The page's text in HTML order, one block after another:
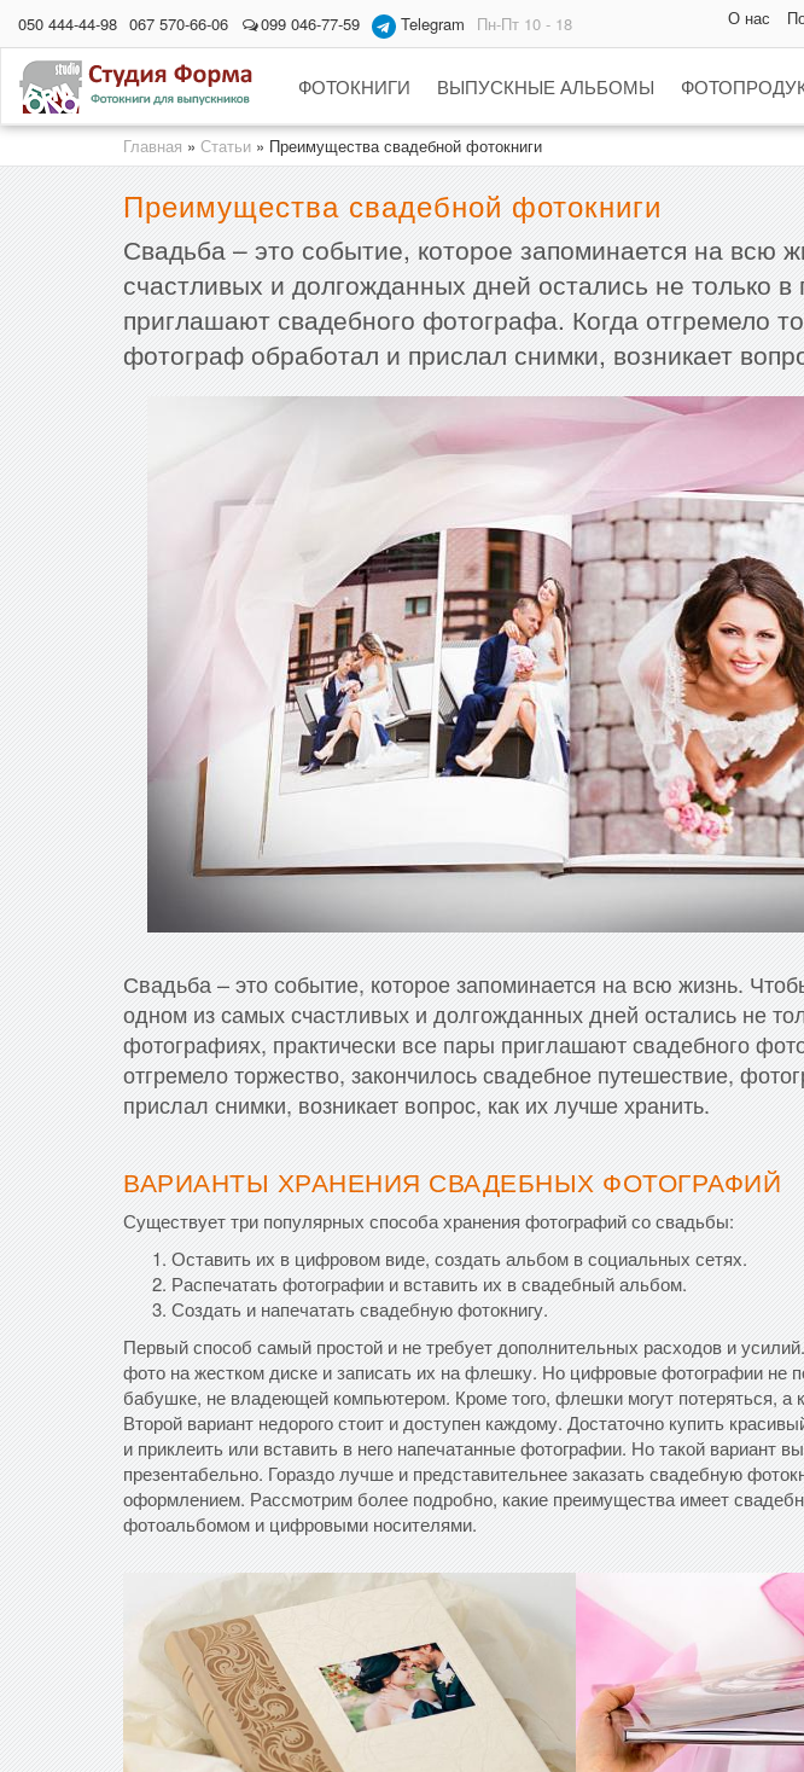
050 444-44-98 067 570-66-06 099 046-77-59 Telegram Пн-Пт 10 - 18 О нас
ФОТОКНИГИ ВЫПУСКНЫЕ АЛЬБОМЫ
Главная » Статьи » Преимущества свадебной фотокниги
Преимущества свадебной фотокниги
Свадьба – это событие, которое запоминается на
счастливых и долгожданных дней остались не только
приглашают свадебного фотографа. Когда отгремело
фотограф обработал и прислал снимки, возникает
Свадьба – это событие, которое запоминается на всю жизнь.
одном из самых счастливых и долгожданных дней остались не
фотографиях, практически все пары приглашают свадебного
отгремело торжество, закончилось свадебное путешествие,
прислал снимки, возникает вопрос, как их лучше хранить.
ВАРИАНТЫ ХРАНЕНИЯ СВАДЕБНЫХ ФОТОГРАФИЙ
Существует три популярных способа хранения фотографий со свадьбы:
Оставить их в цифровом виде, создать альбом в социальных сетях.
Распечатать фотографии и вставить их в свадебный альбом.
Создать и напечатать свадебную фотокнигу.
Первый способ самый простой и не требует дополнительных расходов и
фото на жестком диске и записать их на флешку. Но цифровые фотографии не
бабушке, не владеющей компьютером. Кроме того, флешки могут потеряться, а
Второй вариант недорого стоит и доступен каждому. Достаточно купить
и приклеить или вставить в него напечатанные фотографии. Но такой вариант
презентабельно. Гораздо лучше и представительнее заказать свадебную
оформлением. Рассмотрим более подробно, какие преимущества имеет
фотоальбомом и цифровыми носителями.